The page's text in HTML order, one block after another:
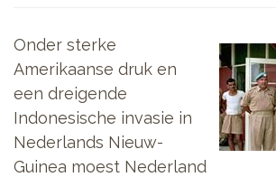
Onder sterke
Amerikaanse druk en
een dreigende
Indonesische invasie in
Nederlands Nieuw-
Guinea moest Nederland